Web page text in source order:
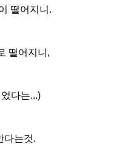
떨어지니.
떨어지니,
다는...)
다는것.